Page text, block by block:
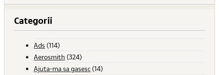
Categorii
Ads (114)
Aerosmith (324)
Ajuta-ma sa gasesc (14)